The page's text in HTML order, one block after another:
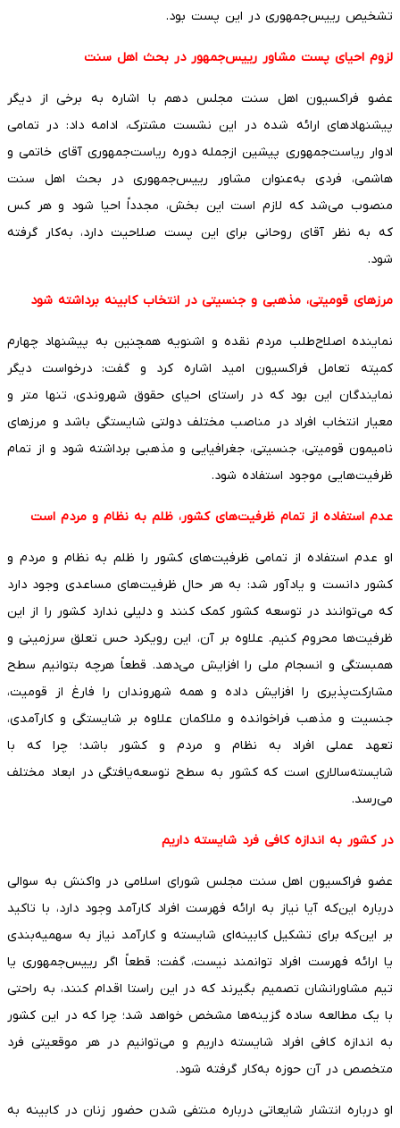
تشخیص رییس‌جمهوری در این پست بود.
لزوم احیای پست مشاور رییس‌جمهور در بحث اهل سنت
عضو فراکسیون اهل سنت مجلس دهم با اشاره به برخی از دیگر
پیشنهادهای ارائه شده در این نشست مشترک، ادامه داد: در تمامی
ادوار ریاست‌جمهوری پیشین ازجمله دوره ریاست‌جمهوری آقای خاتمی و
هاشمی، فردی به‌عنوان مشاور رییس‌جمهوری در بحث اهل سنت
منصوب می‌شد که لازم است این بخش، مجدداً احیا شود و هر کس
که به نظر آقای روحانی برای این پست صلاحیت دارد، به‌کار گرفته
شود.
مرزهای قومیتی، مذهبی و جنسیتی در انتخاب کابینه برداشته شود
نماینده اصلاح‌طلب مردم نقده و اشنویه همچنین به پیشنهاد چهارم
کمیته تعامل فراکسیون امید اشاره کرد و گفت: درخواست دیگر
نمایندگان این بود که در راستای احیای حقوق شهروندی، تنها متر و
معیار انتخاب افراد در مناصب مختلف دولتی شایستگی باشد و مرزهای
نامیمون قومیتی، جنسیتی، جغرافیایی و مذهبی برداشته شود و از تمام
ظرفیت‌هایی موجود استفاده شود.
عدم استفاده از تمام ظرفیت‌های کشور، ظلم به نظام و مردم است
او عدم استفاده از تمامی ظرفیت‌های کشور را ظلم به نظام و مردم و
کشور دانست و یادآور شد: به هر حال ظرفیت‌های مساعدی وجود دارد
که می‌توانند در توسعه کشور کمک کنند و دلیلی ندارد کشور را از این
ظرفیت‌ها محروم کنیم. علاوه بر آن، این رویکرد حس تعلق سرزمینی و
همبستگی و انسجام ملی را افزایش می‌دهد. قطعاً هرچه بتوانیم سطح
مشارکت‌پذیری را افزایش داده و همه شهروندان را فارغ از قومیت،
جنسیت و مذهب فراخوانده و ملاکمان علاوه بر شایستگی و کارآمدی،
تعهد عملی افراد به نظام و مردم و کشور باشد؛ چرا که با
شایسته‌سالاری است که کشور به سطح توسعه‌یافتگی در ابعاد مختلف
می‌رسد.
در کشور به اندازه کافی فرد شایسته داریم
عضو فراکسیون اهل سنت مجلس شورای اسلامی در واکنش به سوالی
درباره این‌که آیا نیاز به ارائه فهرست افراد کارآمد وجود دارد، با تاکید
بر این‌که برای تشکیل کابینه‌ای شایسته و کارآمد نیاز به سهمیه‌بندی
یا ارائه فهرست افراد توانمند نیست، گفت: قطعاً اگر رییس‌جمهوری یا
تیم مشاورانشان تصمیم بگیرند که در این راستا اقدام کنند، به راحتی
با یک مطالعه ساده گزینه‌ها مشخص خواهد شد؛ چرا که در این کشور
به اندازه کافی افراد شایسته داریم و می‌توانیم در هر موقعیتی فرد
متخصص در آن حوزه به‌کار گرفته شود.
او درباره انتشار شایعاتی درباره منتفی شدن حضور زنان در کابینه به